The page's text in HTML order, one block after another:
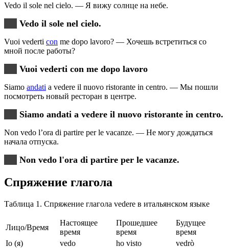
Vedo il sole nel cielo. — Я вижу солнце на небе.
Vedo il sole nel cielo.
Vuoi vederti con me dopo lavoro? — Хочешь встретиться со
мной после работы?
Vuoi vederti con me dopo lavoro
Siamo andati a vedere il nuovo ristorante in centro. — Мы пошли
посмотреть новый ресторан в центре.
Siamo andati a vedere il nuovo ristorante in centro.
Non vedo l’ora di partire per le vacanze. — Не могу дождаться
начала отпуска.
Non vedo l'ora di partire per le vacanze.
Спряжение глагола
Таблица 1. Спряжение глагола vedere в итальянском языке
Лицо/Время
Настоящее
время
Прошедшее
время
Будущее
время
Io (я)
vedo ho visto
vedrò